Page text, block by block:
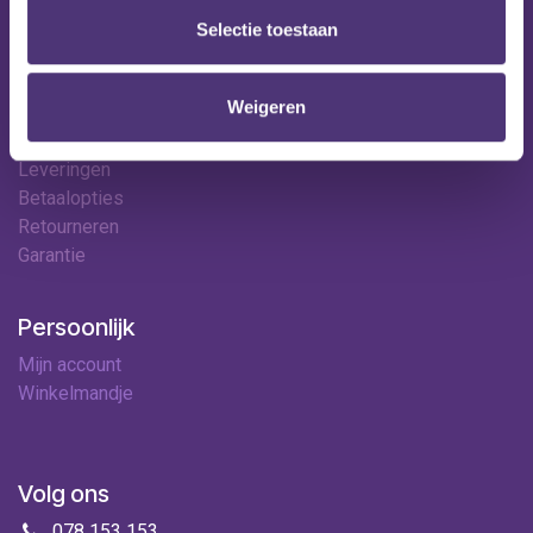
Selectie toestaan
Weigeren
Contact
Leveringen
Betaalopties
Retourneren
Garantie
Persoonlijk
Mijn account
Winkelmandje
Volg ons